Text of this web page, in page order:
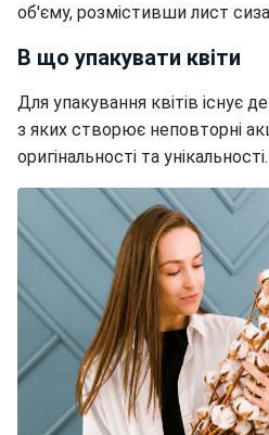
об'єму, розмістивши лист
В що упакувати квіти
Для упакування квітів існує
з яких створює неповторні
оригінальності та унікальності.